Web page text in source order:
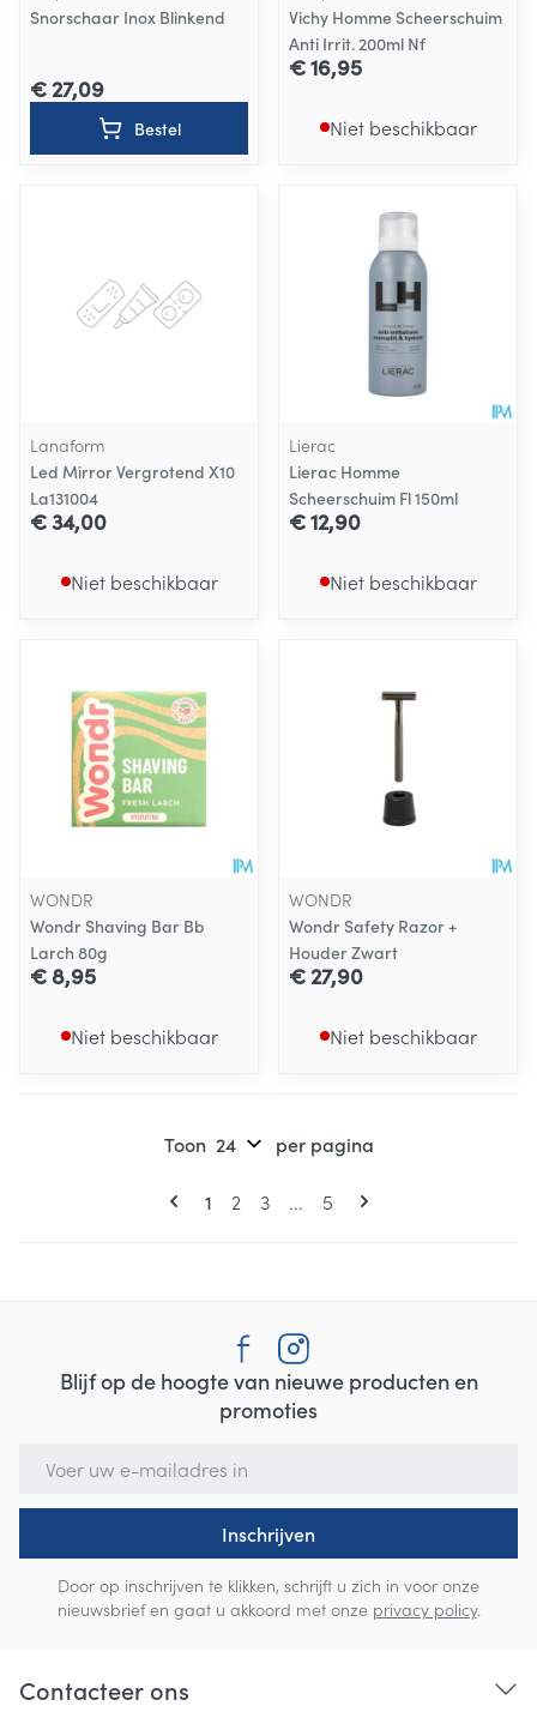
Snorschaar Inox Blinkend
€ 27,09
Bestel
Vichy Homme Scheerschuim
Anti Irrit. 200ml Nf
€ 16,95
Niet beschikbaar
Lanaform
Led Mirror Vergrotend X10
La131004
€ 34,00
Niet beschikbaar
Lierac
Lierac Homme
Scheerschuim Fl 150ml
€ 12,90
Niet beschikbaar
WONDR
Wondr Shaving Bar Bb
Larch 80g
€ 8,95
Niet beschikbaar
WONDR
Wondr Safety Razor +
Houder Zwart
€ 27,90
Niet beschikbaar
Pagina's
U lees momenteel pagina
1 Pagina
2 Pagina
3 ... Pagina
5
Toon per pagina
Blijf op de hoogte van nieuwe producten en
promoties
Inschrijven
Door op inschrijven te klikken, schrijft u zich in voor onze
nieuwsbrief en gaat u akkoord met onze privacy policy.
Contacteer ons